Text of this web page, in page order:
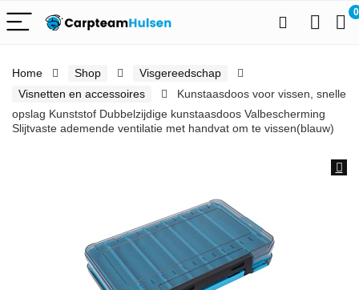
0
Home Shop
Visgereedschap
Visnetten en accessoires
Kunstaasdoos voor vissen, snelle
opslag Kunststof Dubbelzijdige kunstaasdoos Valbescherming
Slijtvaste ademende ventilatie met handvat om te vissen(blauw)